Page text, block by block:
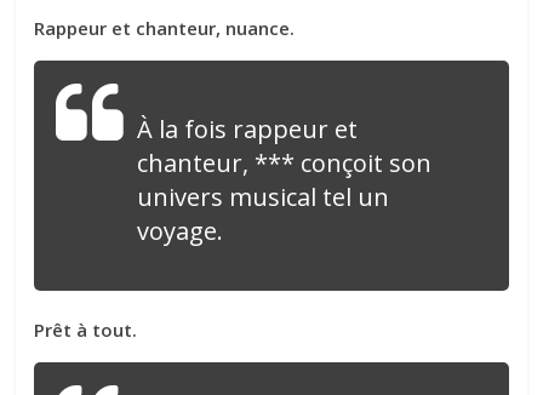
Rappeur et chanteur, nuance.
À la fois rappeur et
chanteur, *** conçoit son
univers musical tel un
voyage.
Prêt à tout.